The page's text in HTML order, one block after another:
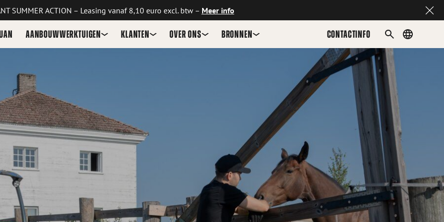
SUMMER ACTION – Leasing vanaf 8,10 euro excl. btw – Meer info
AANBOUWWERKTUIGEN KLANTEN OVER ONS BRONNEN CONTACTINFO
ZOEKENCountry
menu